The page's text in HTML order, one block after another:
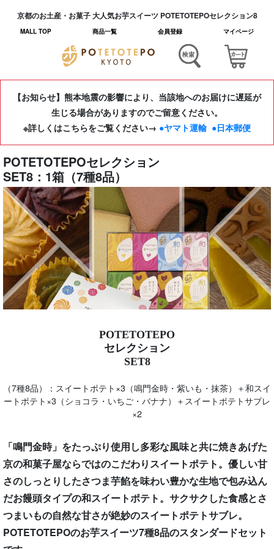
京都のお土産・お菓子 大人気お芋スイーツ POTETOTEPOセレクション8
MALL TOP 商品一覧 会員登録 マイページ
【お知らせ】熊本地震の影響により、当該地へのお届けに遅延が
生じる場合がありますのでご留意ください。
※詳しくはこちらをご覧ください→ ●ヤマト運輸 ●日本郵便
POTETOTEPOセレクション
SET8：1箱（7種8品）
POTETOTEPO
セレクション
SET8
（7種8品）：スイートポテト×3（鳴門金時・紫いも・抹茶）＋和スイ
ートポテト×3（ショコラ・いちご・バナナ）＋スイートポテトサブレ
×2
「鳴門金時」をたっぷり使用し多彩な風味と共に焼きあげた
京の和菓子屋ならではのこだわりスイートポテト。優しい甘
さのしっとりしたさつま芋餡を味わい豊かな生地で包み込ん
だお饅頭タイプの和スイートポテト。サクサクした食感とさ
つまいもの自然な甘さが絶妙のスイートポテトサブレ。
POTETOTEPOのお芋スイーツ7種8品のスタンダードセット